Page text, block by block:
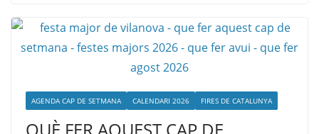
AGENDA CAP DE SETMANA CALENDARI 2026 FIRES DE CATALUNYA